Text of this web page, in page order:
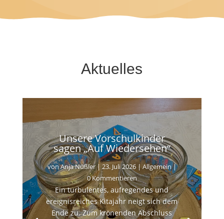
Aktuelles
Unsere Vorschulkinder
sagen „Auf Wiedersehen“
vonAnja Nüßler|23. Juli 2026|Allgemein|
0 Kommentieren
Ein turbulentes, aufregendes und
ereignisreiches Kitajahr neigt sich dem
Ende zu. Zum krönenden Abschluss